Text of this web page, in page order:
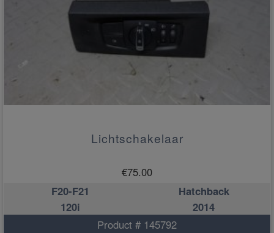
Lichtschakelaar
€75.00
F20-F21
Hatchback
120i
2014
Product # 145792